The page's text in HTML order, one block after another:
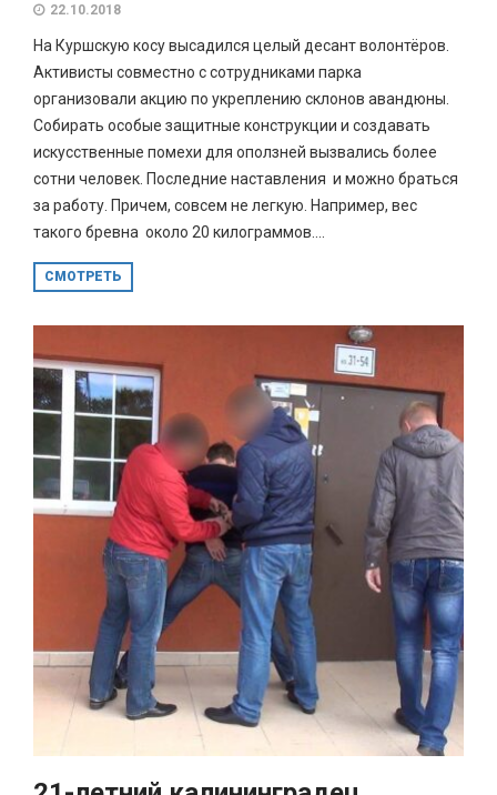
22.10.2018
На Куршскую косу высадился целый десант волонтёров.
Активисты совместно с сотрудниками парка
организовали акцию по укреплению склонов авандюны.
Собирать особые защитные конструкции и создавать
искусственные помехи для оползней вызвались более
сотни человек. Последние наставления и можно браться
за работу. Причем, совсем не легкую. Например, вес
такого бревна около 20 килограммов....
СМОТРЕТЬ